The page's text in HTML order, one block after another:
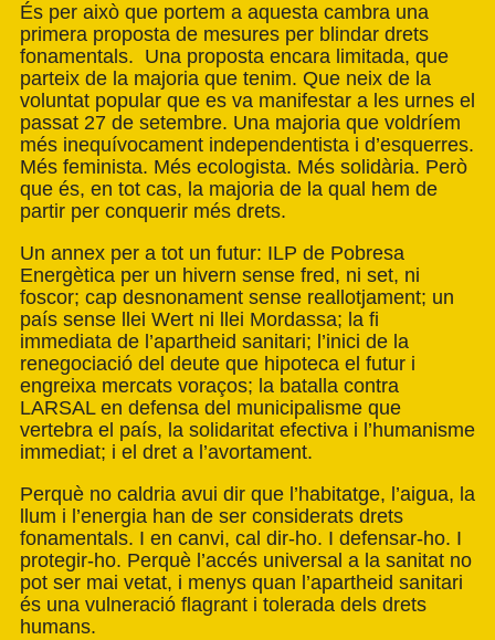
És per això que portem a aquesta cambra una
primera proposta de mesures per blindar drets
fonamentals. Una proposta encara limitada, que
parteix de la majoria que tenim. Que neix de la
voluntat popular que es va manifestar a les urnes el
passat 27 de setembre. Una majoria que voldríem
més inequívocament independentista i d’esquerres.
Més feminista. Més ecologista. Més solidària. Però
que és, en tot cas, la majoria de la qual hem de
partir per conquerir més drets.
Un annex per a tot un futur: ILP de Pobresa
Energètica per un hivern sense fred, ni set, ni
foscor; cap desnonament sense reallotjament; un
país sense llei Wert ni llei Mordassa; la fi
immediata de l’apartheid sanitari; l’inici de la
renegociació del deute que hipoteca el futur i
engreixa mercats voraços; la batalla contra
LARSAL en defensa del municipalisme que
vertebra el país, la solidaritat efectiva i l’humanisme
immediat; i el dret a l’avortament.
Perquè no caldria avui dir que l’habitatge, l’aigua, la
llum i l’energia han de ser considerats drets
fonamentals. I en canvi, cal dir-ho. I defensar-ho. I
protegir-ho. Perquè l’accés universal a la sanitat no
pot ser mai vetat, i menys quan l’apartheid sanitari
és una vulneració flagrant i tolerada dels drets
humans.